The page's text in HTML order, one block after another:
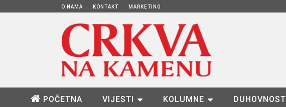
O NAMA KONTAKT MARKETING
POČETNA VIJESTI KOLUMNE DUHOVNOST